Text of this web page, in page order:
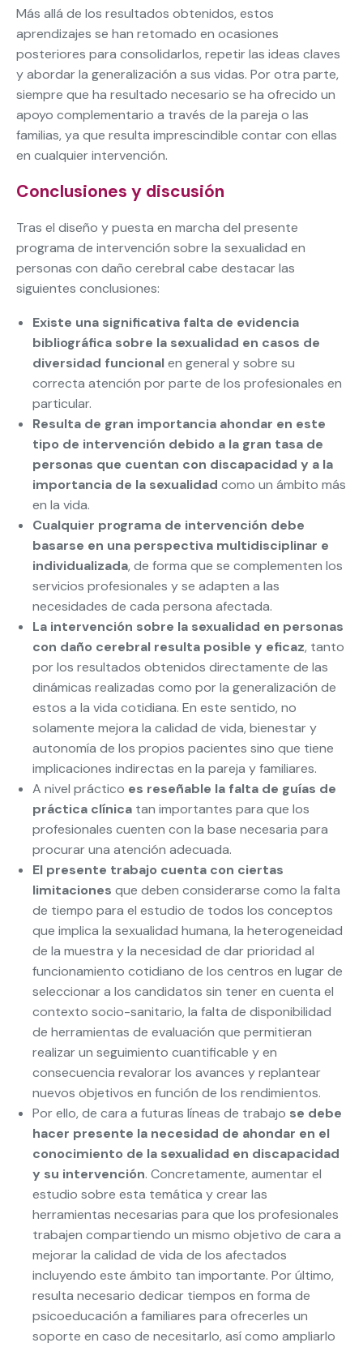
Más allá de los resultados obtenidos, estos
aprendizajes se han retomado en ocasiones
posteriores para consolidarlos, repetir las ideas claves
y abordar la generalización a sus vidas. Por otra parte,
siempre que ha resultado necesario se ha ofrecido un
apoyo complementario a través de la pareja o las
familias, ya que resulta imprescindible contar con ellas
en cualquier intervención.
Conclusiones y discusión
Tras el diseño y puesta en marcha del presente
programa de intervención sobre la sexualidad en
personas con daño cerebral cabe destacar las
siguientes conclusiones:
Existe una significativa falta de evidencia
bibliográfica sobre la sexualidad en casos de
diversidad funcionalen general y sobre su
correcta atención por parte de los profesionales en
particular.
Resulta de gran importancia ahondar en este
tipo de intervención debido a la gran tasa de
personas que cuentan con discapacidad y a la
importancia de la sexualidad como un ámbito más
en la vida.
Cualquier programa de intervención debe
basarse en una perspectiva multidisciplinar e
individualizada, de forma que se complementen los
servicios profesionales y se adapten a las
necesidades de cada persona afectada.
La intervención sobre la sexualidad en personas
con daño cerebral resulta posible y eficaz, tanto
por los resultados obtenidos directamente de las
dinámicas realizadas como por la generalización de
estos a la vida cotidiana. En este sentido, no
solamente mejora la calidad de vida, bienestar y
autonomía de los propios pacientes sino que tiene
implicaciones indirectas en la pareja y familiares.
A nivel práctico es reseñable la falta de guías de
práctica clínica tan importantes para que los
profesionales cuenten con la base necesaria para
procurar una atención adecuada.
El presente trabajo cuenta con ciertas
limitaciones que deben considerarse como la falta
de tiempo para el estudio de todos los conceptos
que implica la sexualidad humana, la heterogeneidad
de la muestra y la necesidad de dar prioridad al
funcionamiento cotidiano de los centros en lugar de
seleccionar a los candidatos sin tener en cuenta el
contexto socio-sanitario, la falta de disponibilidad
de herramientas de evaluación que permitieran
realizar un seguimiento cuantificable y en
consecuencia revalorar los avances y replantear
nuevos objetivos en función de los rendimientos.
Por ello, de cara a futuras líneas de trabajo se debe
hacer presente la necesidad de ahondar en el
conocimiento de la sexualidad en discapacidad
y su intervención. Concretamente, aumentar el
estudio sobre esta temática y crear las
herramientas necesarias para que los profesionales
trabajen compartiendo un mismo objetivo de cara a
mejorar la calidad de vida de los afectados
incluyendo este ámbito tan importante. Por último,
resulta necesario dedicar tiempos en forma de
psicoeducación a familiares para ofrecerles un
soporte en caso de necesitarlo, así como ampliarlo